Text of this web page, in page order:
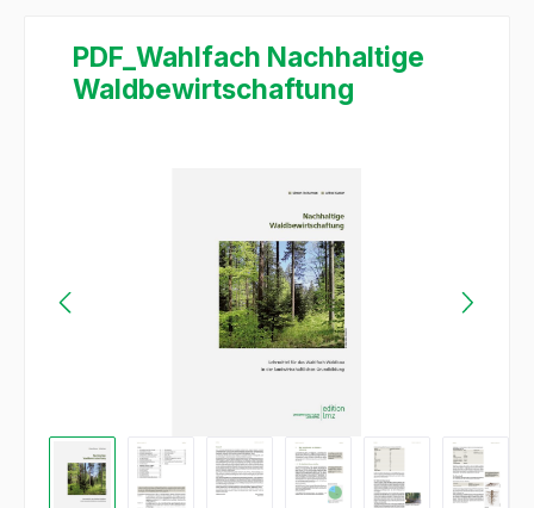
PDF_Wahlfach Nachhaltige
Waldbewirtschaftung